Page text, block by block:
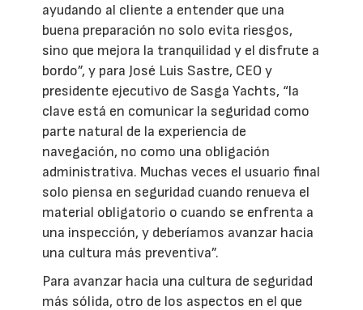
ayudando al cliente a entender que una
buena preparación no solo evita riesgos,
sino que mejora la tranquilidad y el disfrute a
bordo”, y para José Luis Sastre, CEO y
presidente ejecutivo de Sasga Yachts, “la
clave está en comunicar la seguridad como
parte natural de la experiencia de
navegación, no como una obligación
administrativa. Muchas veces el usuario final
solo piensa en seguridad cuando renueva el
material obligatorio o cuando se enfrenta a
una inspección, y deberíamos avanzar hacia
una cultura más preventiva”.
Para avanzar hacia una cultura de seguridad
más sólida, otro de los aspectos en el que